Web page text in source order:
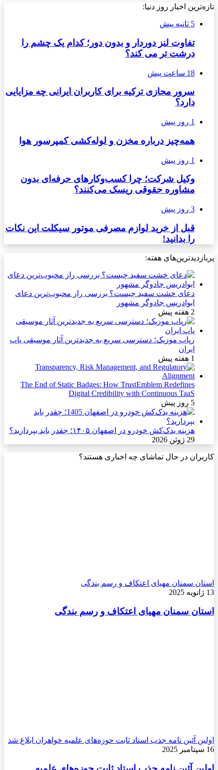
تازه‌ترین اخبار روز دنیا:
5 ثانیه پیش
تفاوت لنز دوردار و بدون دور؛ کدام یک چشم را
درشت تر می کند؟
18 ساعت پیش
سرور مجازی ترکیه برای کاربران ایرانی چه مزایایی
دارد؟
1 روز پیش
همه‌چیز درباره مخزن و لوله‌کشی کمپرسور هوا
1 روز پیش
وکیل شرکت؛ چرا کسب‌وکارهای حرفه‌ای بدون
مشاوره حقوقی ریسک می‌کنند؟
3 روز پیش
قبل از خرید لوازم مصرفی موتور سیکلت این نکات
را بدانید!
پربازدیدترین‌های هفته:
دعای خشت سفید چیست؟ بررسی راز محبوب‌ترین دعای
ابوادریس جادوگر مشهور
2 هفته پیش
رپاپ موزیک؛ دسترسی سریع به جدیدترین آثار موسیقی پاپ
ایران
1 هفته پیش
The End of Static Badges: How TrustEmblem Redefines
Digital Credibility with Continuous TaaS
5 روز پیش
هزینه یدک‌کش خودرو در اصفهان ۱۴۰۵؛ چقدر باید بپردازید؟
29 ژوئن 2026
کاربران در حال تماشای چه اخباری هستند؟
استان سمنان مهیای اعتکاف و رسم بندگی
13 ژانویه 2025
استان سمنان مهیای اعتکاف و رسم بندگی
اولین آئین نامه جذب استاد ثابت حوزه‌های علمیه خواهران ابلاغ شد
16 سپتامبر 2025